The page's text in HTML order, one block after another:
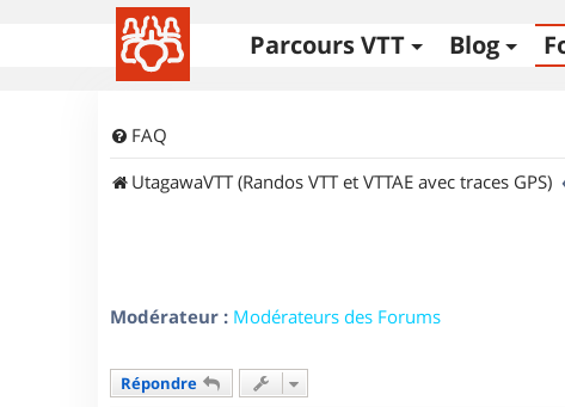
Parcours VTT Blog
FAQ
UtagawaVTT (Randos VTT et VTTAE avec traces GPS)
Modérateur : Modérateurs des Forums
Répondre